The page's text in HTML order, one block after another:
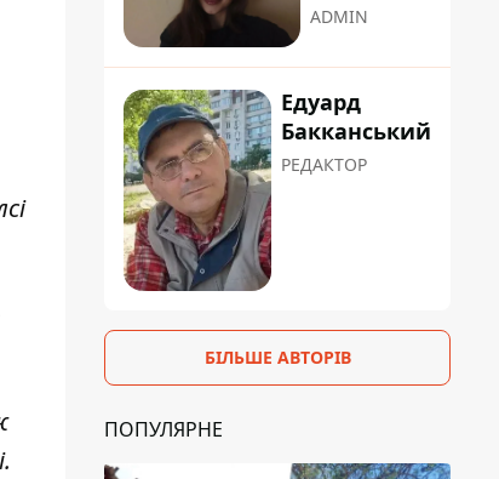
ADMIN
Едуард
Бакканський
РЕДАКТОР
БІЛЬШЕ АВТОРІВ
ПОПУЛЯРНЕ